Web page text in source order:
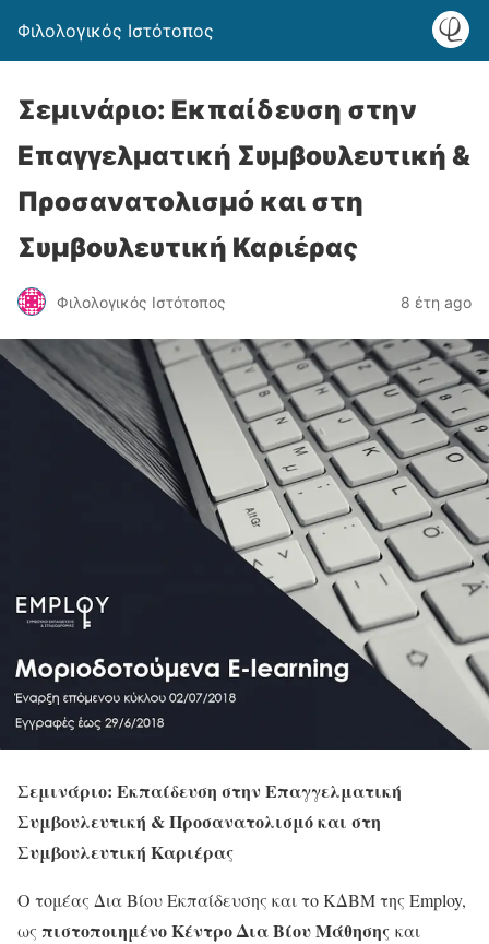
Φιλολογικός Ιστότοπος
Σεμινάριο: Εκπαίδευση στην
Επαγγελματική Συμβουλευτική &
Προσανατολισμό και στη
Συμβουλευτική Καριέρας
Φιλολογικός Ιστότοπος 8 έτη ago
Σεμινάριο: Εκπαίδευση στην Επαγγελματική
Συμβουλευτική & Προσανατολισμό και στη
Συμβουλευτική Καριέρας
Ο τομέας Δια Βίου Εκπαίδευσης και το ΚΔΒΜ της Employ,
ως πιστοποιημένο Κέντρο Δια Βίου Μάθησης και